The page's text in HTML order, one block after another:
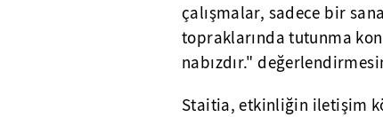
çalışmalar, sadece bir
topraklarında tutunma
nabızdır."
Staitia, etkinliğin iletişim